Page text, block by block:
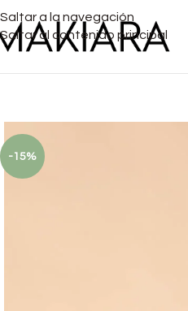
Saltar a la navegación
Saltar al contenido principal
-15%